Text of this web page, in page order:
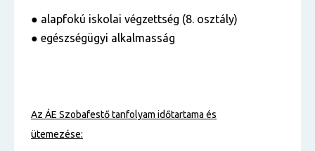
● alapfokú iskolai végzettség (8. osztály)
● egészségügyi alkalmasság
Az ÁE Szobafestő tanfolyam időtartama és
ütemezése: